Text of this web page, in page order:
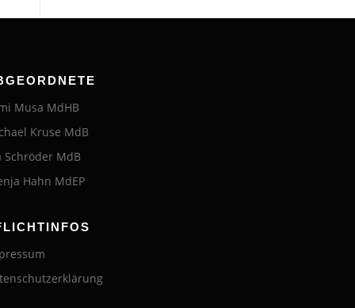
Musa MdHB
Kruse MdB
Schröder MdB
Hahn MdEP